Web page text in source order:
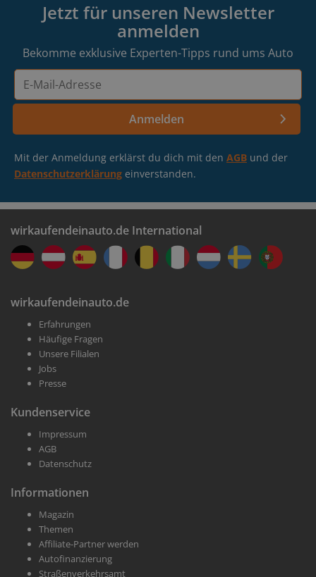
Jetzt für unseren Newsletter
anmelden
Bekomme exklusive Experten-Tipps rund ums Auto
Adresse
Anmelden
Mit der Anmeldung erklärst du dich mit den AGB und der
Datenschutzerklärung einverstanden.
wirkaufendeinauto.de International
wirkaufendeinauto.de
Erfahrungen
Häufige Fragen
Unsere Filialen
Jobs
Presse
Kundenservice
Impressum
AGB
Datenschutz
Informationen
Magazin
Themen
Affiliate-Partner werden
Autofinanzierung
Straßenverkehrsamt